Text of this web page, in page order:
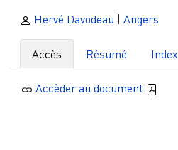
Hervé Davodeau Angers
Accès Résumé Index
Accèder au document